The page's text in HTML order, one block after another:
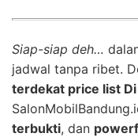
Siap-siap deh…
jadwal tanpa ribet.
terdekat price list Di
terbukti, dan